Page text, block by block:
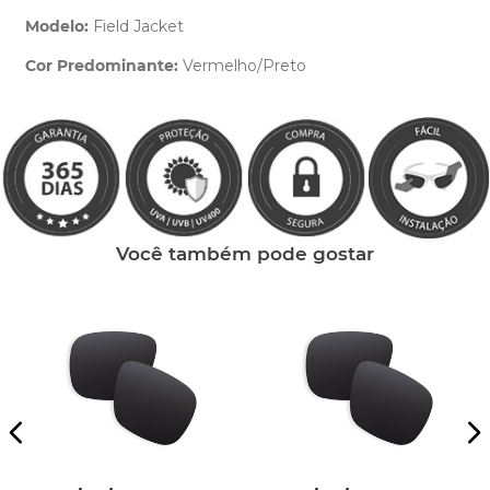
Modelo: Field Jacket
Cor Predominante: Vermelho/Preto
Você também pode gostar